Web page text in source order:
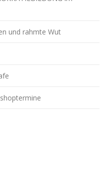
und rahmte Wut